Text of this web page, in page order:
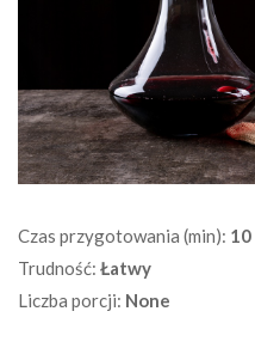
Czas przygotowania (min): 10
Trudność: Łatwy
Liczba porcji: None